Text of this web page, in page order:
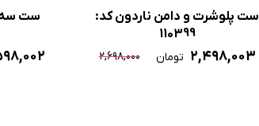
ست پلوشرت و دامن ناردون کد:
110399
۲,۴۹۸,۰۰۳ تومان ۲,۶۹۸,۰۰۰
ست سه